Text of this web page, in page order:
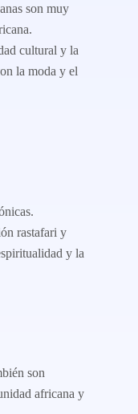
son muy
cultural y la
la moda y el
rastafari y
y la
son
africana y